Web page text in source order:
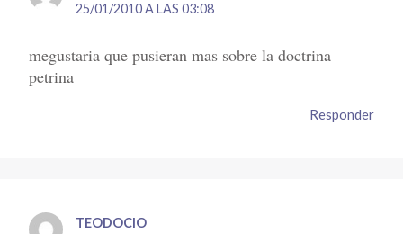
25/01/2010 A LAS 03:08
megustaria que pusieran mas sobre la doctrina
petrina
Responder
TEODOCIO